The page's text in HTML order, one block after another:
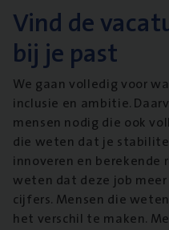
Vind de
bij je past
We gaan volledig voor
inclusie en ambitie.
mensen nodig die ook
die weten dat je
innoveren en berekende
weten dat deze job
cijfers. Mensen die
het verschil te maken.